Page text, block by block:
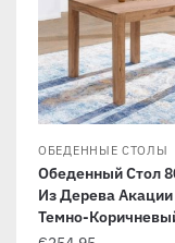
ОБЕДЕННЫЕ СТОЛЫ
Обеденный Стол
Из Дерева Акации
Темно-